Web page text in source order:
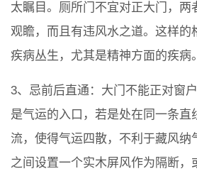
太瞩目。厕所门不宜对正大门，两
观瞻，而且有违风水之道。这样的
疾病丛生，尤其是精神方面的疾病。
3、忌前后直通：大门不能正对窗
是气运的入口，若是处在同一条直
流，使得气运四散，不利于藏风纳
之间设置一个实木屏风作为隔断，